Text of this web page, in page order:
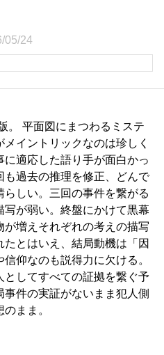
05/24
。 平面図にまつわるミステ
メイントリックなのは珍しく
に適応した語り手が面白かっ
も過去の推理を修正、どんで
らしい。三回の事件を繋がる
写が弱い。終盤にかけて黒幕
が増えそれぞれの考えの描写
たとはいえ、結局動機は「因
仰なのも説得力に欠ける。
としてすべての証拠を繋ぐ予
件の実証がないまま犯人側
まま。